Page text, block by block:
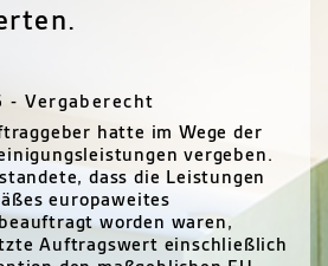
- Vergaberecht
hatte im Wege der
vergeben.
dass die Leistungen
europaweites
worden waren,
Auftragswert einschließlich